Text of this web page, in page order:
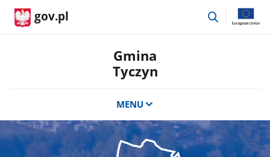
gov.pl
przejdź
Gmina
Tyczyn
MENU